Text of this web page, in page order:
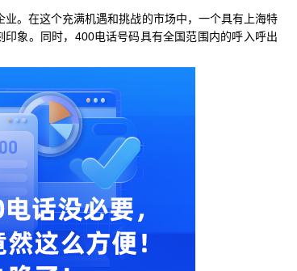
。在这个充满机遇和挑战的市场中，一个具有上海特
象。同时，400电话号码具有全国范围内的呼入呼出